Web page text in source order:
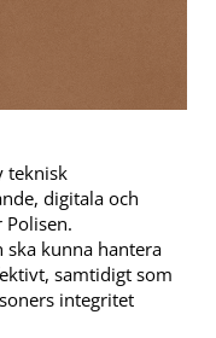
teknisk
digitala och
ska kunna hantera
samtidigt som
integritet